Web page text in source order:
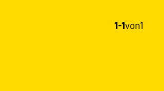
1-1von1